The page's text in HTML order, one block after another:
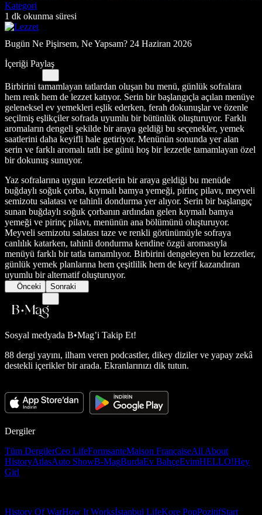
Kategori
1 dk okunma süresi
Bugün Ne Pişirsem, Ne Yapsam? 24 Haziran 2026
İçeriği Paylaş
Birbirini tamamlayan tatlardan oluşan bu menü, günlük sofralara
hem renk hem de lezzet katıyor. Serin bir başlangıçla açılan menüye
geleneksel ev yemekleri eşlik ederken, ferah dokunuşlar ve özenle
seçilmiş eşlikçiler sofrada uyumlu bir bütünlük oluşturuyor. Farklı
aromaların dengeli şekilde bir araya geldiği bu seçenekler, yemek
saatlerini daha keyifli hale getiriyor. Menünün sonunda yer alan
serin ve farklı aromalı tatlı ise günü hoş bir lezzetle tamamlayan özel
bir dokunuş sunuyor.
Yaz sofralarına uygun lezzetlerin bir araya geldiği bu menüde
buğdaylı soğuk çorba, kıymalı bamya yemeği, pirinç pilavı, meyveli
semizotu salatası ve tahinli dondurma yer alıyor. Serin bir başlangıç
sunan buğdaylı soğuk çorbanın ardından gelen kıymalı bamya
yemeği ve pirinç pilavı, menünün ana bölümünü oluşturuyor.
Meyveli semizotu salatası taze ve renkli görünümüyle sofraya
canlılık katarken, tahinli dondurma kendine özgü aromasıyla
menüyü farklı bir tatla tamamlıyor. Birbirini dengeleyen bu lezzetler,
günlük yemek planlarına hem çeşitlilik hem de keyif kazandıran
uyumlu bir alternatif oluşturuyor.
Önceki Sonraki
Sosyal medyada B•Mag’i Takip Et!
88 dergi yayını, ilham veren podcastler, dikey diziler ve yapay zekâ
destekli içerikler bir arada. Ekranlarınızı dik tutun.
Dergiler
Tüm DergilerCeo LifeFormsanteMaison FrançaiseAll About
HistoryAtlasAuto ShowB-MagBurdaEv BahçeEvimHELLO!Hey
Girl
History Of WarHow It Worksİstanbul LifeKore PopPozitifStart